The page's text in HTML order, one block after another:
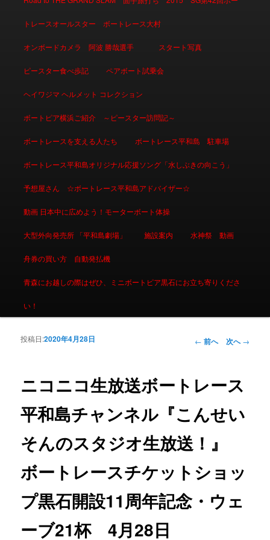
トレースオールスター ボートレース大村
オンボードカメラ 阿波 勝哉選手 スタート写真
ピースター食べ歩記 ペアボート試乗会
ヘイワジマ ヘルメット コレクション
ボートピア横浜ご紹介 ～ピースター訪問記～
ボートレースを支える人たち ボートレース平和島 駐車場
ボートレース平和島オリジナル応援ソング「水しぶきの向こう」
予想屋さん ☆ボートレース平和島アドバイザー☆
動画 日本中に広めよう！モーターボート体操
大型外向発売所 「平和島劇場」 施設案内 水神祭 動画
舟券の買い方 自動発払機
青森にお越しの際はぜひ、ミニボートピア黒石にお立ち寄りくださ
い！
投稿ナビゲーシ
← 前へ 次へ→
ニコニコ生放送ボートレース
平和島チャンネル『こんせい
そんのスタジオ生放送！』
ボートレースチケットショッ
プ黒石開設11周年記念・ウェ
ーブ21杯 4月28日
投稿日:2020年4月28日